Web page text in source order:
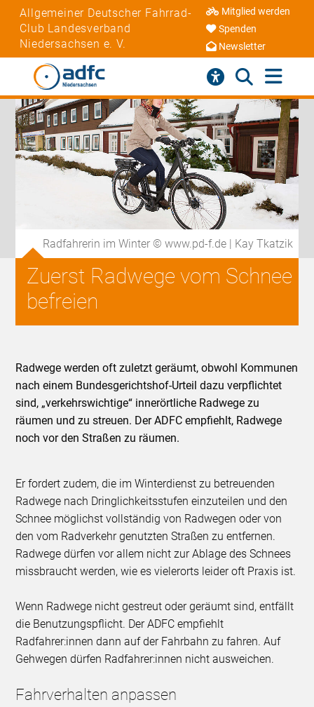
Allgemeiner Deutscher Fahrrad-
Club Landesverband
Niedersachsen e. V.
Mitglied werden
Spenden
Newsletter
Radfahrerin im Winter © www.pd-f.de | Kay Tkatzik
Zuerst Radwege vom Schnee
befreien
Radwege werden oft zuletzt geräumt, obwohl Kommunen
nach einem Bundesgerichtshof-Urteil dazu verpflichtet
sind, „verkehrswichtige“ innerörtliche Radwege zu
räumen und zu streuen. Der ADFC empfiehlt, Radwege
noch vor den Straßen zu räumen.
Er fordert zudem, die im Winterdienst zu betreuenden
Radwege nach Dringlichkeitsstufen einzuteilen und den
Schnee möglichst vollständig von Radwegen oder von
den vom Radverkehr genutzten Straßen zu entfernen.
Radwege dürfen vor allem nicht zur Ablage des Schnees
missbraucht werden, wie es vielerorts leider oft Praxis ist.
Wenn Radwege nicht gestreut oder geräumt sind, entfällt
die Benutzungspflicht. Der ADFC empfiehlt
Radfahrer:innen dann auf der Fahrbahn zu fahren. Auf
Gehwegen dürfen Radfahrer:innen nicht ausweichen.
Fahrverhalten anpassen